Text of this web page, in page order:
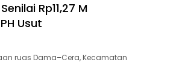
Rp11,27 M
Usut
ruas Dama–Cera, Kecamatan